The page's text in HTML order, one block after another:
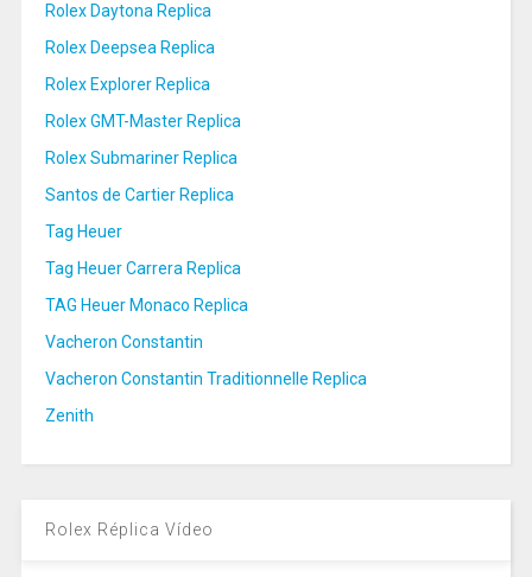
Rolex Daytona Replica
Rolex Deepsea Replica
Rolex Explorer Replica
Rolex GMT-Master Replica
Rolex Submariner Replica
Santos de Cartier Replica
Tag Heuer
Tag Heuer Carrera Replica
TAG Heuer Monaco Replica
Vacheron Constantin
Vacheron Constantin Traditionnelle Replica
Zenith
Rolex Réplica Vídeo